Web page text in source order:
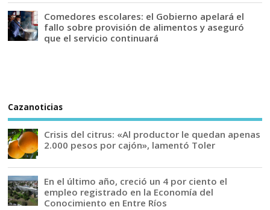
Comedores escolares: el Gobierno apelará el
fallo sobre provisión de alimentos y aseguró
que el servicio continuará
Cazanoticias
Crisis del citrus: «Al productor le quedan apenas
2.000 pesos por cajón», lamentó Toler
En el último año, creció un 4 por ciento el
empleo registrado en la Economía del
Conocimiento en Entre Ríos